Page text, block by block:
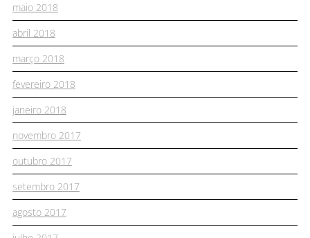
maio 2018
abril 2018
março 2018
fevereiro 2018
janeiro 2018
novembro 2017
outubro 2017
setembro 2017
agosto 2017